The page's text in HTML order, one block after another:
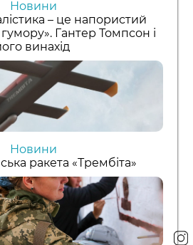
Новини
– це напористий
Гантер Томпсон і
винахід
Новини
ракета «Трембіта»